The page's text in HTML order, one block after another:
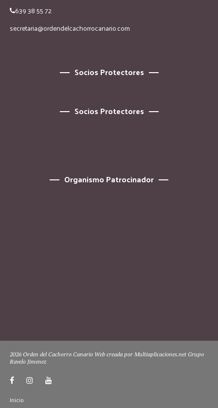
639 38 55 72
secretaria@ordendelcachorrocanario.com
Socios Protectores
Socios Protectores
Organismo Patrocinador
2026 Orden del Cachorro Canario Web creada por Multiaplicaciones.net Grupo
Ravelo Jimenez
Inicio